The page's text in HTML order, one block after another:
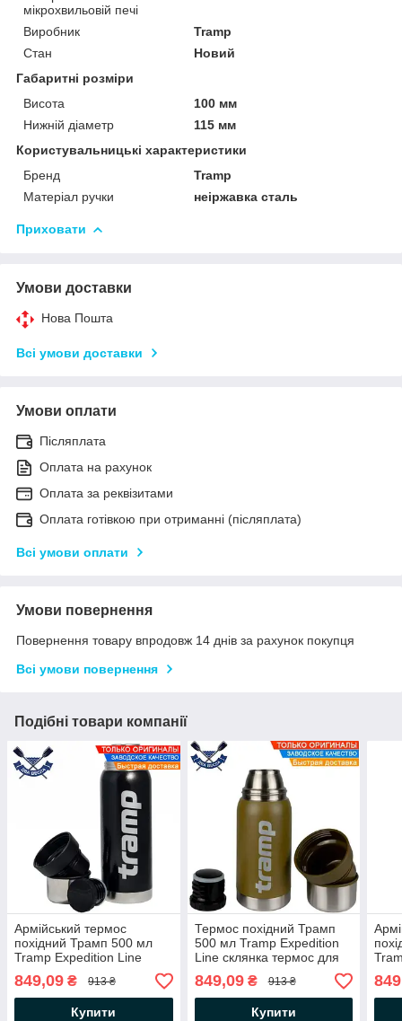
мікрохвильовій печі
Виробник
Tramp
Стан
Новий
Габаритні розміри
Висота
100 мм
Нижній діаметр
115 мм
Користувальницькі характеристики
Бренд
Tramp
Матеріал ручки
неіржавка сталь
Приховати
Умови доставки
Нова Пошта
Всі умови доставки
Умови оплати
Післяплата
Оплата на рахунок
Оплата за реквізитами
Оплата готівкою при отриманні (післяплата)
Всі умови оплати
Умови повернення
Повернення товару впродовж 14 днів за рахунок покупця
Всі умови повернення
Подібні товари компанії
Армійський термос
похідний Трамп 500 мл
Tramp Expedition Line
склянка термос для чаю
кави термос із
нержавіючої сталі Чорний
849,09 ₴ 913 ₴
Купити
Термос похідний Трамп
500 мл Tramp Expedition
Line склянка термос для
чаю кави армійський
термос із нержавіючої
сталі Оливковий
849,09₴ 913 ₴
Купити